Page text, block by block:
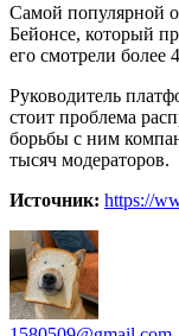
Самой популярной
Бейонсе, который
его смотрели более
Руководитель
стоит проблема
борьбы с ним
тысяч модераторов.
Источник: https://